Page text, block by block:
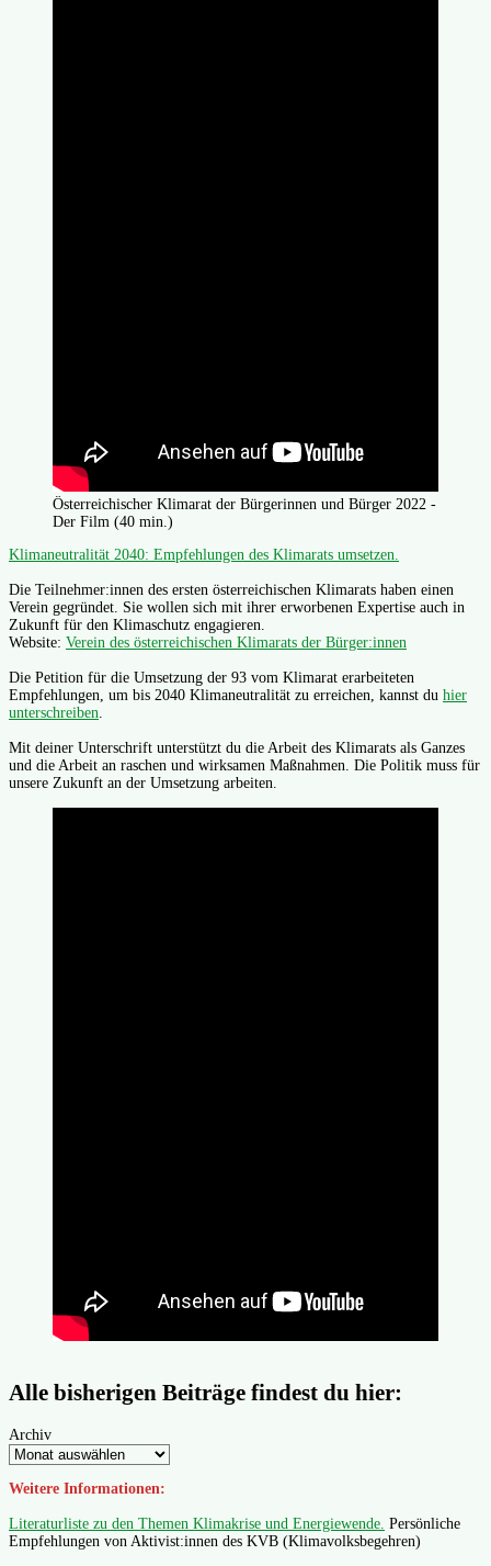
Österreichischer Klimarat der Bürgerinnen und Bürger 2022 -
Der Film (40 min.)
Klimaneutralität 2040: Empfehlungen des Klimarats umsetzen.
Die Teilnehmer:innen des ersten österreichischen Klimarats haben einen
Verein gegründet. Sie wollen sich mit ihrer erworbenen Expertise auch in
Zukunft für den Klimaschutz engagieren.
Website: Verein des österreichischen Klimarats der Bürger:innen
Die Petition für die Umsetzung der 93 vom Klimarat erarbeiteten
Empfehlungen, um bis 2040 Klimaneutralität zu erreichen, kannst du hier
unterschreiben
Mit deiner Unterschrift unterstützt du die Arbeit des Klimarats als Ganzes
und die Arbeit an raschen und wirksamen Maßnahmen. Die Politik muss für
unsere Zukunft an der Umsetzung arbeiten.
Alle bisherigen Beiträge findest du hier:
Archiv
Weitere Informationen:
Literaturliste zu den Themen Klimakrise und Energiewende. Persönliche
Empfehlungen von Aktivist:innen des KVB (Klimavolksbegehren)